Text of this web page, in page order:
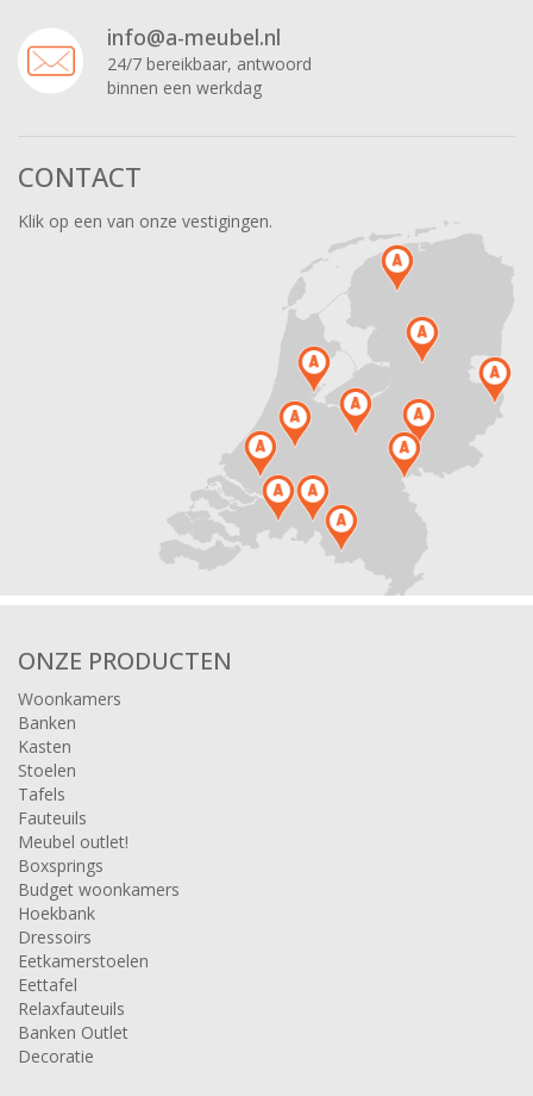
info@a-meubel.nl
24/7 bereikbaar, antwoord
binnen een werkdag
CONTACT
Klik op een van onze vestigingen.
ONZE PRODUCTEN
Woonkamers
Banken
Kasten
Stoelen
Tafels
Fauteuils
Meubel outlet!
Boxsprings
Budget woonkamers
Hoekbank
Dressoirs
Eetkamerstoelen
Eettafel
Relaxfauteuils
Banken Outlet
Decoratie